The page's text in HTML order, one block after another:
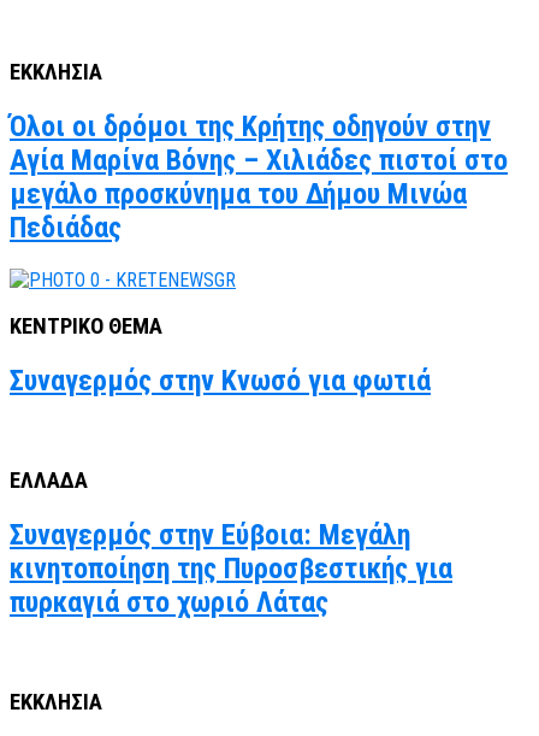
ΕΚΚΛΗΣΙΑ
Όλοι οι δρόμοι της Κρήτης οδηγούν στην
Αγία Μαρίνα Βόνης – Χιλιάδες πιστοί στο
μεγάλο προσκύνημα του Δήμου Μινώα
Πεδιάδας
ΚΕΝΤΡΙΚΟ ΘΕΜΑ
Συναγερμός στην Κνωσό για φωτιά
ΕΛΛΑΔΑ
Συναγερμός στην Εύβοια: Μεγάλη
κινητοποίηση της Πυροσβεστικής για
πυρκαγιά στο χωριό Λάτας
ΕΚΚΛΗΣΙΑ